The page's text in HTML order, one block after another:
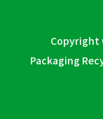
Copyright
Packaging